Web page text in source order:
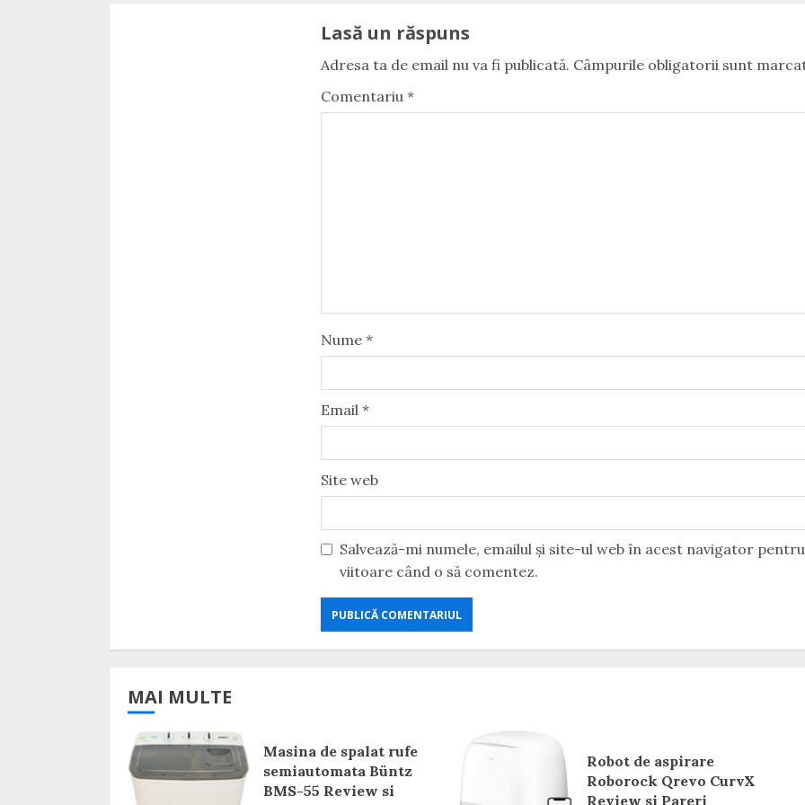
Lasă un răspuns
Adresa ta de email nu va fi publicată. Câmpurile obligatorii sunt
Comentariu *
Nume *
Email *
Site web
Salvează-mi numele, emailul și site-ul web în acest navigator
viitoare când o să comentez.
MAI MULTE
Masina de spalat rufe
semiautomata Büntz
BMS-55 Review si
Robot de aspirare
Roborock Qrevo CurvX
Review si Pareri